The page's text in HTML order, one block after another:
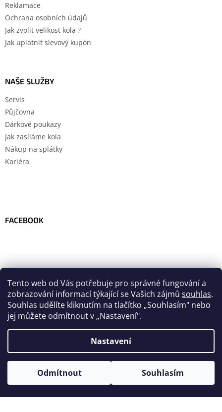
Tento web od Vás potřebuje pro správné fungování a
zobrazování informací týkající se Vašich zájmů souhlas.
Souhlas udělíte kliknutím na tlačítko „Souhlasím" nebo
jej můžete odmítnout v „Nastavení".
Nastavení
Odmítnout Souhlasím
Reklamace
Ochrana osobních údajů
Jak zvolit velikost kola ?
Jak uplatnit slevový kupón
NAŠE SLUŽBY
Servis
Půjčovna
Dárkové poukazy
Jak zasíláme kola
Nákup na splátky
Kariéra
FACEBOOK
Vytvořil Shoptet